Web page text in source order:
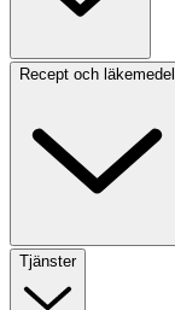
Recept och läkemedel
Tjänster